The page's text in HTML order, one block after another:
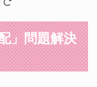
」問題解決